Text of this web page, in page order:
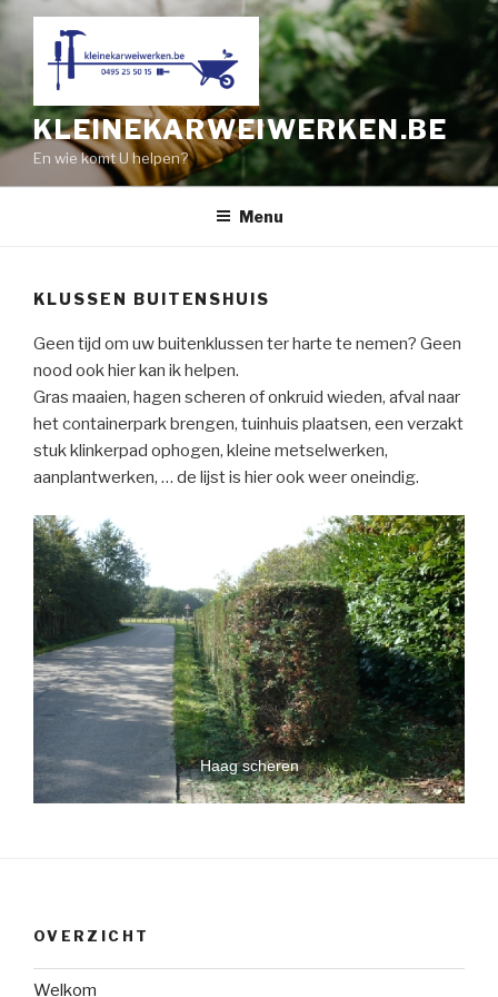
Naar
inhoud
springen
KLEINEKARWEIWERKEN.BE
En wie komt U helpen?
Menu
KLUSSEN BUITENSHUIS
Geen tijd om uw buitenklussen ter harte te nemen? Geen
nood ook hier kan ik helpen.
Gras maaien, hagen scheren of onkruid wieden, afval naar
het containerpark brengen, tuinhuis plaatsen, een verzakt
stuk klinkerpad ophogen, kleine metselwerken,
aanplantwerken, … de lijst is hier ook weer oneindig.
Haag scheren
OVERZICHT
Welkom